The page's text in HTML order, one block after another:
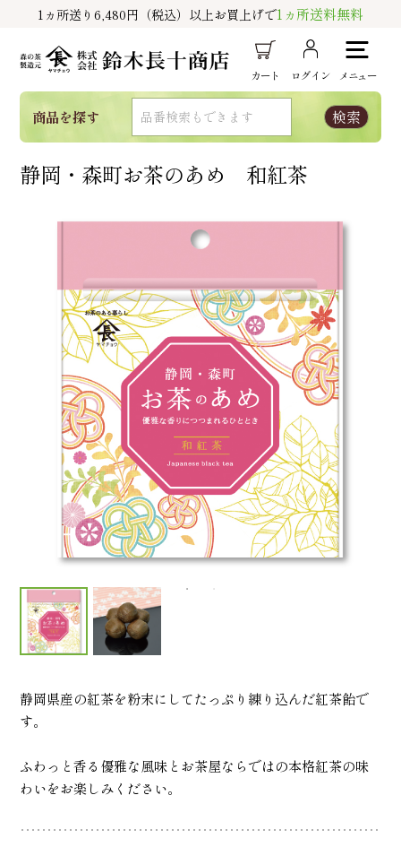
1ヵ所送り6,480円（税込）以上お買上げで1ヵ所送料無料
カート ログイン メニュー
商品を探す
静岡・森町お茶のあめ 和紅茶
静岡県産の紅茶を粉末にしてたっぷり練り込んだ紅茶飴で
す。
ふわっと香る優雅な風味とお茶屋ならではの本格紅茶の味
わいをお楽しみください。